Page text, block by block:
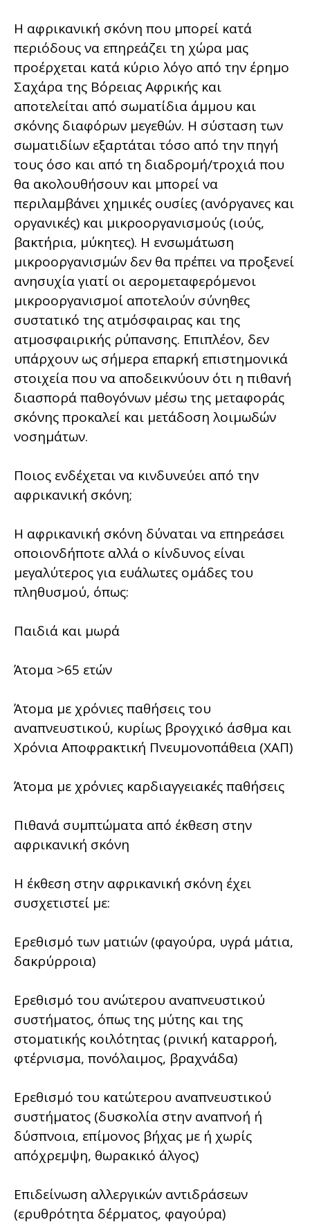
Η αφρικανική σκόνη που μπορεί κατά
περιόδους να επηρεάζει τη χώρα μας
προέρχεται κατά κύριο λόγο από την έρημο
Σαχάρα της Βόρειας Αφρικής και
αποτελείται από σωματίδια άμμου και
σκόνης διαφόρων μεγεθών. Η σύσταση των
σωματιδίων εξαρτάται τόσο από την πηγή
τους όσο και από τη διαδρομή/τροχιά που
θα ακολουθήσουν και μπορεί να
περιλαμβάνει χημικές ουσίες (ανόργανες και
οργανικές) και μικροοργανισμούς (ιούς,
βακτήρια, μύκητες). Η ενσωμάτωση
μικροοργανισμών δεν θα πρέπει να προξενεί
ανησυχία γιατί οι αερομεταφερόμενοι
μικροοργανισμοί αποτελούν σύνηθες
συστατικό της ατμόσφαιρας και της
ατμοσφαιρικής ρύπανσης. Επιπλέον, δεν
υπάρχουν ως σήμερα επαρκή επιστημονικά
στοιχεία που να αποδεικνύουν ότι η πιθανή
διασπορά παθογόνων μέσω της μεταφοράς
σκόνης προκαλεί και μετάδοση λοιμωδών
νοσημάτων.
Ποιος ενδέχεται να κινδυνεύει από την
αφρικανική σκόνη;
Η αφρικανική σκόνη δύναται να επηρεάσει
οποιονδήποτε αλλά ο κίνδυνος είναι
μεγαλύτερος για ευάλωτες ομάδες του
πληθυσμού, όπως:
Παιδιά και μωρά
Άτομα >65 ετών
Άτομα με χρόνιες παθήσεις του
αναπνευστικού, κυρίως βρογχικό άσθμα και
Χρόνια Αποφρακτική Πνευμονοπάθεια (ΧΑΠ)
Άτομα με χρόνιες καρδιαγγειακές παθήσεις
Πιθανά συμπτώματα από έκθεση στην
αφρικανική σκόνη
Η έκθεση στην αφρικανική σκόνη έχει
συσχετιστεί με:
Ερεθισμό των ματιών (φαγούρα, υγρά μάτια,
δακρύρροια)
Ερεθισμό του ανώτερου αναπνευστικού
συστήματος, όπως της μύτης και της
στοματικής κοιλότητας (ρινική καταρροή,
φτέρνισμα, πονόλαιμος, βραχνάδα)
Ερεθισμό του κατώτερου αναπνευστικού
συστήματος (δυσκολία στην αναπνοή ή
δύσπνοια, επίμονος βήχας με ή χωρίς
απόχρεμψη, θωρακικό άλγος)
Επιδείνωση αλλεργικών αντιδράσεων
(ερυθρότητα δέρματος, φαγούρα)